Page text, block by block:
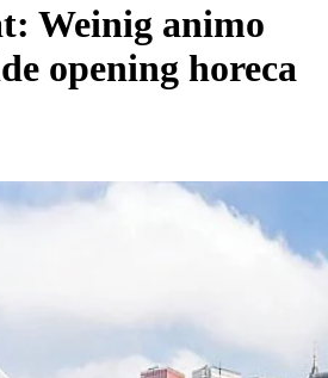
Weinig animo
opening horeca